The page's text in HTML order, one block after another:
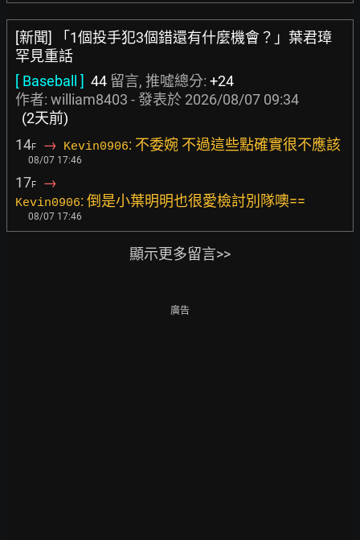
[新聞] 「1個投手犯3個錯還有什麼機會？」葉君璋
罕見重話
[ Baseball ] 44 留言, 推噓總分: +24
作者: william8403 - 發表於 2026/08/07 09:34
(2天前)
14F → Kevin0906: 不委婉 不過這些點確實很不應該
08/07 17:46
17F →
Kevin0906: 倒是小葉明明也很愛檢討別隊噢==
08/07 17:46
顯示更多留言>>
廣告